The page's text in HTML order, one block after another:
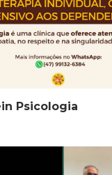
Psicologia